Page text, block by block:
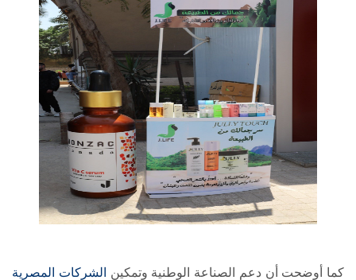
كما أوضحت أن دعم الصناعة الوطنية وتمكين الشركات المصرية